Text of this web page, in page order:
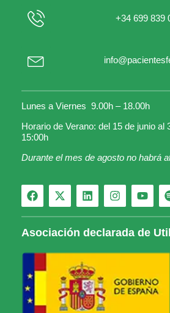
+34 699 839
Lunes a Viernes 9.00h – 18.00h
Horario de Verano: del 15 de junio al
15:00h
Durante el mes de agosto no habrá
Asociación declarada de